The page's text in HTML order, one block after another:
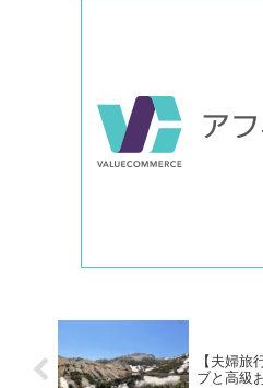
【夫婦旅
ブと高級